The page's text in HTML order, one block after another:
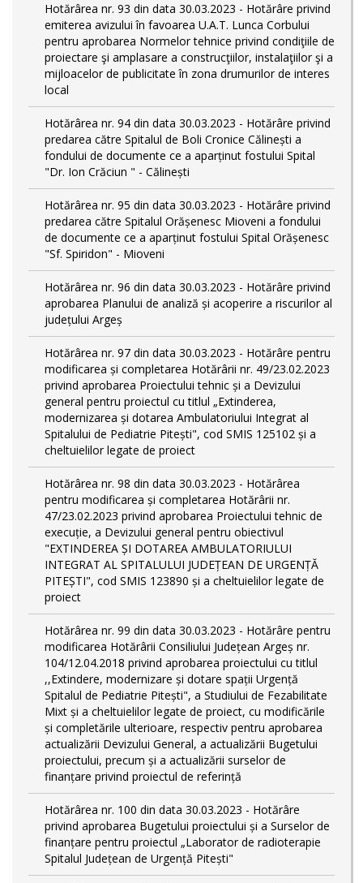
Hotărârea nr. 93 din data 30.03.2023 - Hotărâre privind
emiterea avizului în favoarea U.A.T. Lunca Corbului
pentru aprobarea Normelor tehnice privind condiţiile de
proiectare şi amplasare a construcţiilor, instalaţiilor şi a
mijloacelor de publicitate în zona drumurilor de interes
local
Hotărârea nr. 94 din data 30.03.2023 - Hotărâre privind
predarea către Spitalul de Boli Cronice Călinești a
fondului de documente ce a aparținut fostului Spital
"Dr. Ion Crăciun " - Călinești
Hotărârea nr. 95 din data 30.03.2023 - Hotărâre privind
predarea către Spitalul Orășenesc Mioveni a fondului
de documente ce a aparținut fostului Spital Orășenesc
"Sf. Spiridon" - Mioveni
Hotărârea nr. 96 din data 30.03.2023 - Hotărâre privind
aprobarea Planului de analiză și acoperire a riscurilor al
județului Argeș
Hotărârea nr. 97 din data 30.03.2023 - Hotărâre pentru
modificarea și completarea Hotărârii nr. 49/23.02.2023
privind aprobarea Proiectului tehnic și a Devizului
general pentru proiectul cu titlul „Extinderea,
modernizarea și dotarea Ambulatoriului Integrat al
Spitalului de Pediatrie Pitești", cod SMIS 125102 și a
cheltuielilor legate de proiect
Hotărârea nr. 98 din data 30.03.2023 - Hotărârea
pentru modificarea și completarea Hotărârii nr.
47/23.02.2023 privind aprobarea Proiectului tehnic de
execuție, a Devizului general pentru obiectivul
"EXTINDEREA ȘI DOTAREA AMBULATORIULUI
INTEGRAT AL SPITALULUI JUDEȚEAN DE URGENȚĂ
PITEȘTI", cod SMIS 123890 și a cheltuielilor legate de
proiect
Hotărârea nr. 99 din data 30.03.2023 - Hotărâre pentru
modificarea Hotărârii Consiliului Județean Argeș nr.
104/12.04.2018 privind aprobarea proiectului cu titlul
,,Extindere, modernizare și dotare spații Urgență
Spitalul de Pediatrie Pitești", a Studiului de Fezabilitate
Mixt și a cheltuielilor legate de proiect, cu modificările
și completările ulterioare, respectiv pentru aprobarea
actualizării Devizului General, a actualizării Bugetului
proiectului, precum și a actualizării surselor de
finanțare privind proiectul de referință
Hotărârea nr. 100 din data 30.03.2023 - Hotărâre
privind aprobarea Bugetului proiectului și a Surselor de
finanțare pentru proiectul „Laborator de radioterapie
Spitalul Județean de Urgență Pitești"